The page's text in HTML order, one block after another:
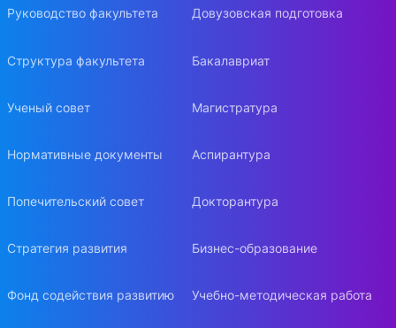
Руководство факультета
Структура факультета
Ученый совет
Нормативные документы
Попечительский совет
Стратегия развития
Фонд содействия развитию
Довузовская подготовка
Бакалавриат
Магистратура
Аспирантура
Докторантура
Бизнес-образование
Учебно-методическая работа